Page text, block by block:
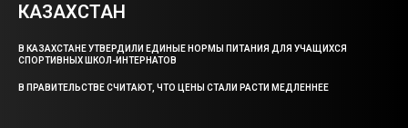
КАЗАХСТАН
В КАЗАХСТАНЕ УТВЕРДИЛИ ЕДИНЫЕ НОРМЫ ПИТАНИЯ ДЛЯ УЧАЩИХСЯ
СПОРТИВНЫХ ШКОЛ-ИНТЕРНАТОВ
В ПРАВИТЕЛЬСТВЕ СЧИТАЮТ, ЧТО ЦЕНЫ СТАЛИ РАСТИ МЕДЛЕННЕЕ